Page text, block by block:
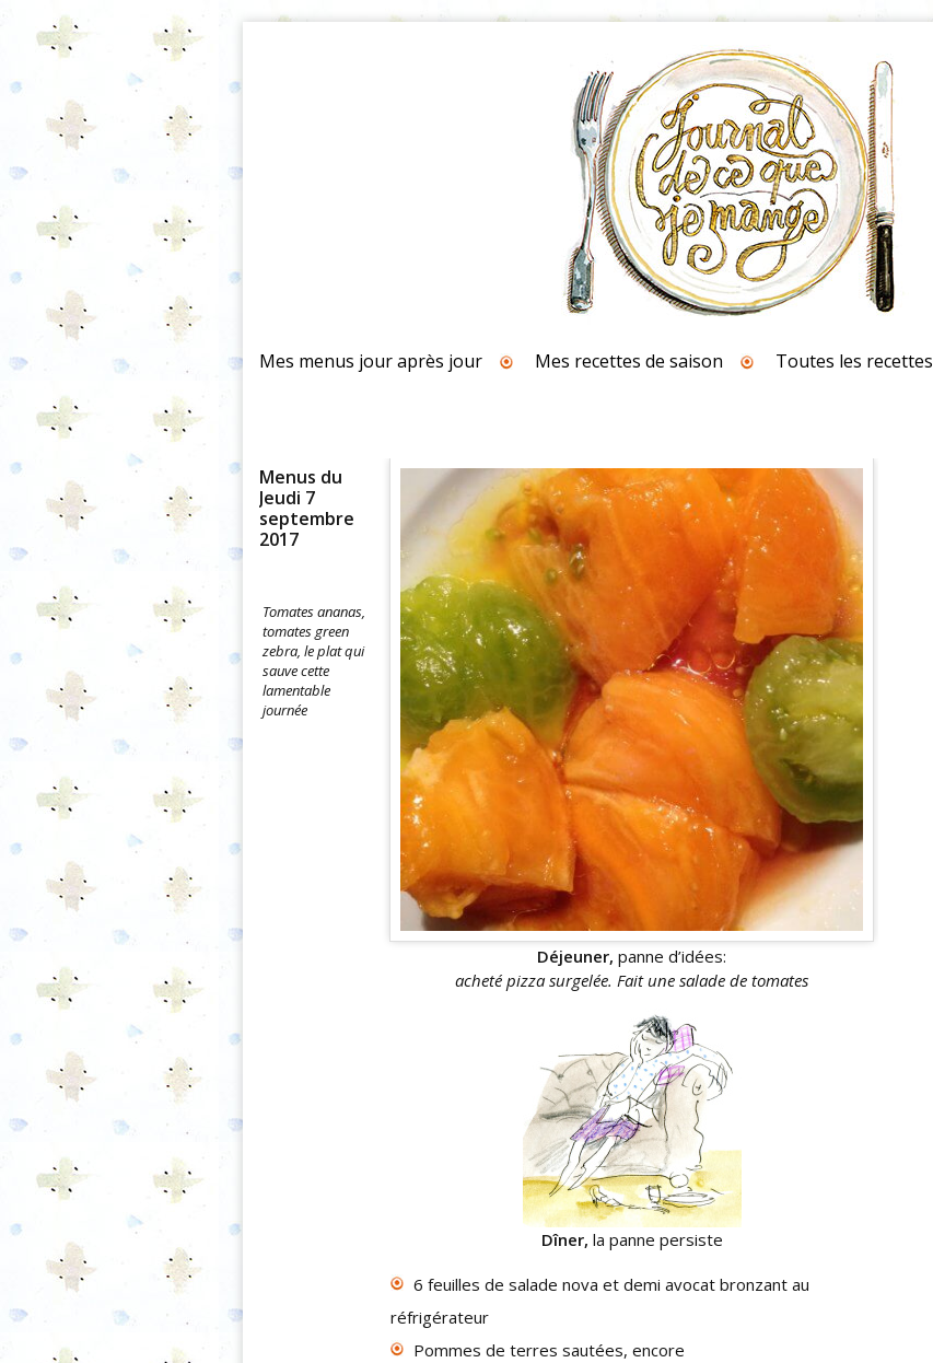
Mes menus jour après jour Mes recettes de saison Toutes les recettes
Menus du
Jeudi 7
septembre
2017
Tomates ananas,
tomates green
zebra, le plat qui
sauve cette
lamentable
journée
Déjeuner, panne d’idées:
acheté pizza surgelée. Fait une salade de tomates
Dîner, la panne persiste
6 feuilles de salade nova et demi avocat bronzant au
réfrigérateur
Pommes de terres sautées, encore